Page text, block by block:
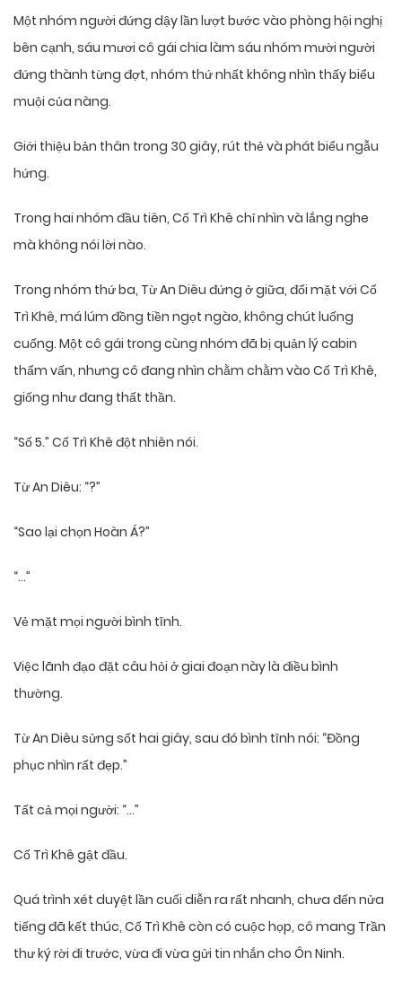
Một nhóm người đứng dậy lần lượt bước vào phòng hội nghị
bên cạnh, sáu mươi cô gái chia làm sáu nhóm mười người
đứng thành từng đợt, nhóm thứ nhất không nhìn thấy biểu
muội của nàng.
Giới thiệu bản thân trong 30 giây, rút ​​thẻ và phát biểu ngẫu
hứng.
Trong hai nhóm đầu tiên, Cố Trì Khê chỉ nhìn và lắng nghe
mà không nói lời nào.
Trong nhóm thứ ba, Từ An Diêu đứng ở giữa, đối mặt với Cố
Trì Khê, má lúm đồng tiền ngọt ngào, không chút luống
cuống. Một cô gái trong cùng nhóm đã bị quản lý cabin
thẩm vấn, nhưng cô đang nhìn chằm chằm vào Cố Trì Khê,
giống như đang thất thần.
“Số 5.” Cố Trì Khê đột nhiên nói.
Từ An Diêu: “?”
“Sao lại chọn Hoàn Á?”
“…”
Vẻ mặt mọi người bình tĩnh.
Việc lãnh đạo đặt câu hỏi ở giai đoạn này là điều bình
thường.
Từ An Diêu sửng sốt hai giây, sau đó bình tĩnh nói: “Đồng
phục nhìn rất đẹp.”
Tất cả mọi người: “…”
Cố Trì Khê gật đầu.
Quá trình xét duyệt lần cuối diễn ra rất nhanh, chưa đến nửa
tiếng đã kết thúc, Cố Trì Khê còn có cuộc họp, cô mang Trần
thư ký rời đi trước, vừa đi vừa gửi tin nhắn cho Ôn Ninh.